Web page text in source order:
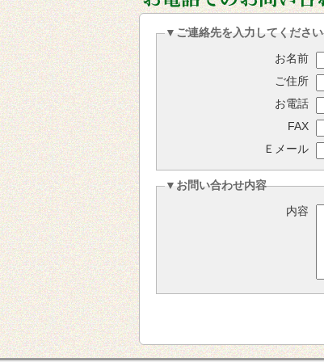
▼ご連絡先を入力してください
お名前
ご住所
お電話
FAX
Ｅメール
▼お問い合わせ内容
内容